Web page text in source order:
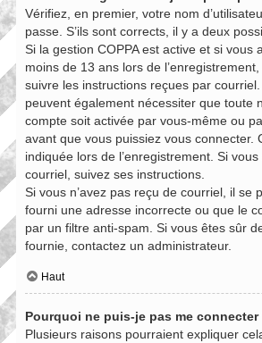
Vérifiez, en premier, votre nom
passe. S’ils sont corrects, il y a deux
Si la gestion COPPA est active et si vous
moins de 13 ans lors de
suivre les instructions reçues par
peuvent également nécessiter que toute
compte soit activée par vous-même ou
avant que vous puissiez vous connecter.
indiquée lors de l’enregistrement. Si
courriel, suivez ses instructions.
Si vous n’avez pas reçu de courriel, il se
fourni une adresse incorrecte ou que le
par un filtre anti-spam. Si vous êtes sûr
fournie, contactez un administrateur.
Haut
Pourquoi ne puis-je pas me connecter
Plusieurs raisons pourraient expliquer